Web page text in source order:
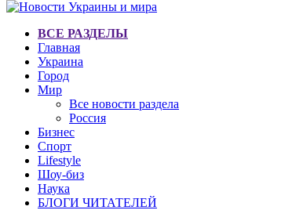
ВСЕ РАЗДЕЛЫ
Главная
Украина
Город
Мир
Все новости раздела
Россия
Бизнес
Спорт
Lifestyle
Шоу-биз
Наука
БЛОГИ ЧИТАТЕЛЕЙ